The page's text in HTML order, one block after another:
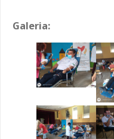
Galeria: